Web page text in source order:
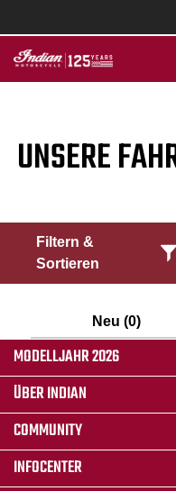
UNSERE
Filtern &
Sortieren
Neu (0)
MODELLJAHR 2026
ÜBER INDIAN
COMMUNITY
INFOCENTER